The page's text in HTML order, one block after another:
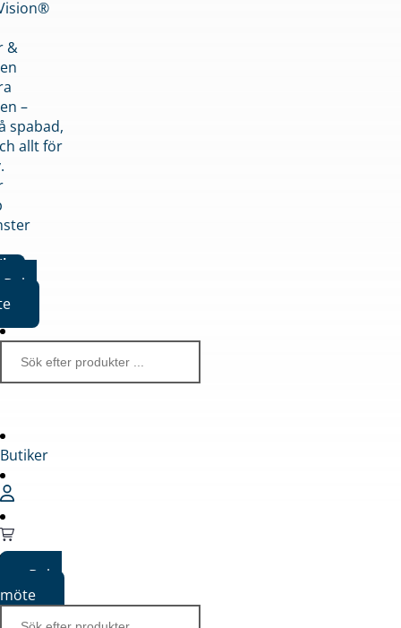
&
–
spabad,
allt för
Boka
Butiker
Boka
möte